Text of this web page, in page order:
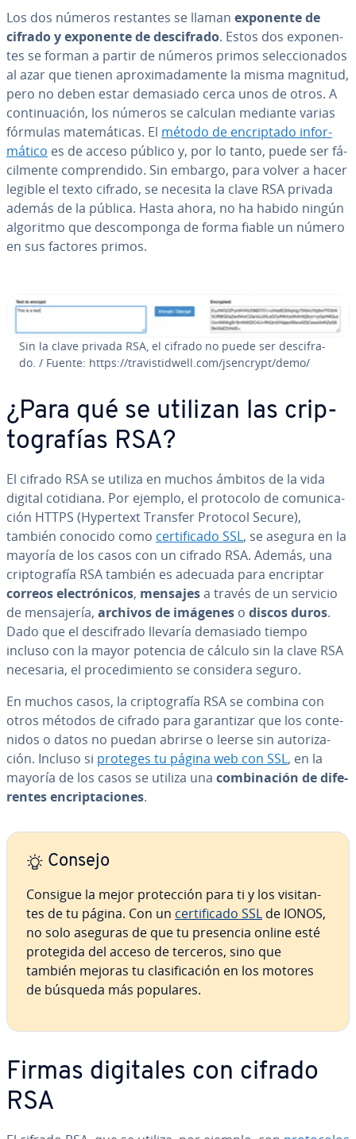
Los dos números restantes se llaman exponente de
cifrado y exponente de de­s­ci­fra­do. Estos dos ex­po­ne­n­
tes se forman a partir de números primos se­le­c­cio­na­dos
al azar que tienen apro­xi­ma­da­me­n­te la misma magnitud,
pero no deben estar demasiado cerca unos de otros. A
co­n­ti­nua­ción, los números se calculan mediante varias
fórmulas ma­te­má­ti­cas. El método de en­cri­p­ta­do in­fo­r­
má­ti­co es de acceso público y, por lo tanto, puede ser fá­
ci­l­me­n­te co­m­pre­n­di­do. Sin embargo, para volver a hacer
legible el texto cifrado, se necesita la clave RSA privada
además de la pública. Hasta ahora, no ha habido ningún
algoritmo que de­s­co­m­po­n­ga de forma fiable un número
en sus factores primos.
Sin la clave privada RSA, el cifrado no puede ser de­s­ci­fra­
do. / Fuente: https://tra­vi­s­ti­d­we­ll.com/jsencrypt/demo/
¿Para qué se utilizan las cri­p­
to­gra­fías RSA?
El cifrado RSA se utiliza en muchos ámbitos de la vida
digital cotidiana. Por ejemplo, el protocolo de co­mu­ni­ca­
ción HTTPS (Hypertext Transfer Protocol Secure),
también conocido como ce­r­ti­fi­ca­do SSL, se asegura en la
mayoría de los casos con un cifrado RSA. Además, una
cri­p­to­gra­fía RSA también es adecuada para encriptar
correos ele­c­tró­ni­cos, mensajesa través de un servicio
de me­n­sa­je­ría, archivos de imágenes o discos duros.
Dado que el de­s­ci­fra­do llevaría demasiado tiempo
incluso con la mayor potencia de cálculo sin la clave RSA
necesaria, el pro­ce­di­mie­n­to se considera seguro.
En muchos casos, la cri­p­to­gra­fía RSA se combina con
otros métodos de cifrado para ga­ra­n­ti­zar que los co­n­te­
ni­dos o datos no puedan abrirse o leerse sin au­to­ri­za­
ción. Incluso si proteges tu página web con SSL, en la
mayoría de los casos se utiliza una co­m­bi­na­ción de di­fe­
re­n­tes en­cri­p­ta­cio­nes.
Consejo
Consigue la mejor pro­te­c­ción para ti y los vi­si­ta­n­
tes de tu página. Con un ce­r­ti­fi­ca­do SSL de IONOS,
no solo aseguras de que tu presencia online esté
protegida del acceso de terceros, sino que
también mejoras tu cla­si­fi­ca­ción en los motores
de búsqueda más populares.
Firmas digitales con cifrado
RSA